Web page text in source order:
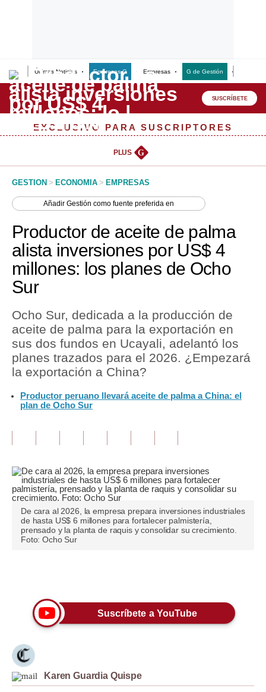
Últimas Noticias Empresas G Empresas G de Gestión
Lo último
Peru Quiosco
Management & Empleo
Perú
Política
Tu Dinero
Finanzas Personales
Inmobiliarias
Plus G
Editorial
Pregunta de hoy
Tendencias
Lujo
Viajes
EEUU
México
España
SUSCRÍBETE
EXCLUSIVO PARA SUSCRIPTORES
PLUS G
GESTION > ECONOMIA > EMPRESAS
AñadirGestión como fuente preferida en
Productor de aceite de palma
alista inversiones por US$ 4
millones: los planes de Ocho
Sur
Ocho Sur, dedicada a la producción de
aceite de palma para la exportación en
sus dos fundos en Ucayali, adelantó los
planes trazados para el 2026. ¿Empezará
la exportación a China?
Productor peruano llevará aceite de palma a China: el
plan de Ocho Sur
De cara al 2026, la empresa prepara inversiones industriales
de hasta US$ 6 millones para fortalecer palmistería,
prensado y la planta de raquis y consolidar su crecimiento.
Foto: Ocho Sur
Suscríbete a YouTube
Karen Guardia Quispe